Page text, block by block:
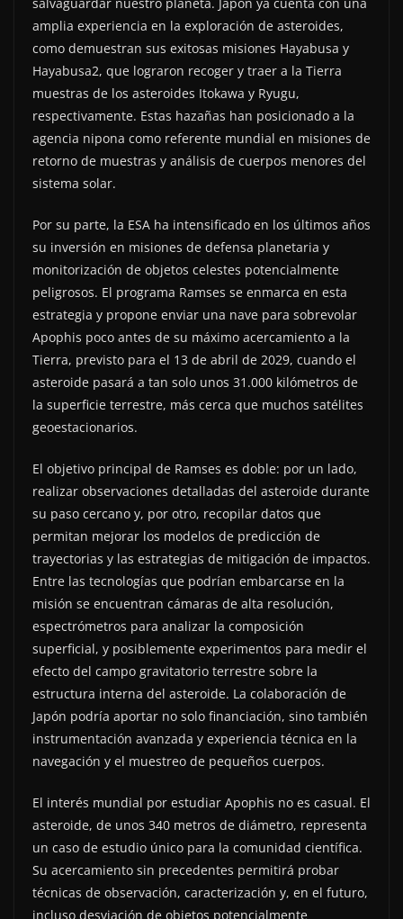
amplia experiencia en la exploración de asteroides,
como demuestran sus exitosas misiones Hayabusa y
Hayabusa2, que lograron recoger y traer a la Tierra
muestras de los asteroides Itokawa y Ryugu,
respectivamente. Estas hazañas han posicionado a la
agencia nipona como referente mundial en misiones de
retorno de muestras y análisis de cuerpos menores del
sistema solar.
Por su parte, la ESA ha intensificado en los últimos años
su inversión en misiones de defensa planetaria y
monitorización de objetos celestes potencialmente
peligrosos. El programa Ramses se enmarca en esta
estrategia y propone enviar una nave para sobrevolar
Apophis poco antes de su máximo acercamiento a la
Tierra, previsto para el 13 de abril de 2029, cuando el
asteroide pasará a tan solo unos 31.000 kilómetros de
la superficie terrestre, más cerca que muchos satélites
geoestacionarios.
El objetivo principal de Ramses es doble: por un lado,
realizar observaciones detalladas del asteroide durante
su paso cercano y, por otro, recopilar datos que
permitan mejorar los modelos de predicción de
trayectorias y las estrategias de mitigación de impactos.
Entre las tecnologías que podrían embarcarse en la
misión se encuentran cámaras de alta resolución,
espectrómetros para analizar la composición
superficial, y posiblemente experimentos para medir el
efecto del campo gravitatorio terrestre sobre la
estructura interna del asteroide. La colaboración de
Japón podría aportar no solo financiación, sino también
instrumentación avanzada y experiencia técnica en la
navegación y el muestreo de pequeños cuerpos.
El interés mundial por estudiar Apophis no es casual. El
asteroide, de unos 340 metros de diámetro, representa
un caso de estudio único para la comunidad científica.
Su acercamiento sin precedentes permitirá probar
técnicas de observación, caracterización y, en el futuro,
incluso desviación de objetos potencialmente